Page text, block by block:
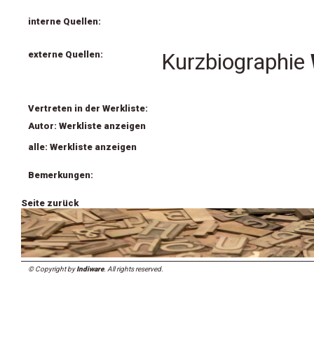
interne Quellen:
externe Quellen: Kurzbiographie
Vertreten in der Werkliste:
Autor: Werkliste anzeigen
alle: Werkliste anzeigen
Bemerkungen:
Seite zurück
© Copyright byIndiware. All rights reserved.